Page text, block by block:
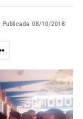
Publicada 08/10/2018